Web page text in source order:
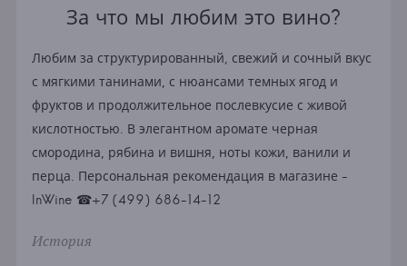
За что мы любим это вино?
Любим за структурированный, свежий и сочный вкус
с мягкими танинами, с нюансами темных ягод и
фруктов и продолжительное послевкусие с живой
кислотностью. В элегантном аромате черная
смородина, рябина и вишня, ноты кожи, ванили и
перца. Персональная рекомендация в магазине -
InWine ☎+7 (499) 686-14-12
История